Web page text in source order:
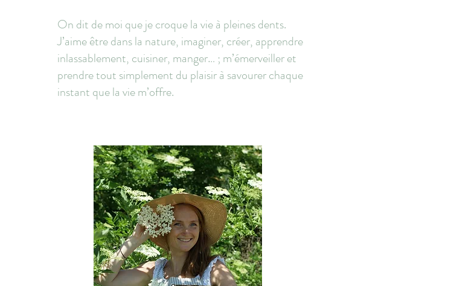
On dit de moi que je croque la vie à pleines dents.
J’aime être dans la nature, imaginer, créer, apprendre
inlassablement, cuisiner, manger… ; m’émerveiller et
prendre tout simplement du plaisir à savourer chaque
instant que la vie m’offre.